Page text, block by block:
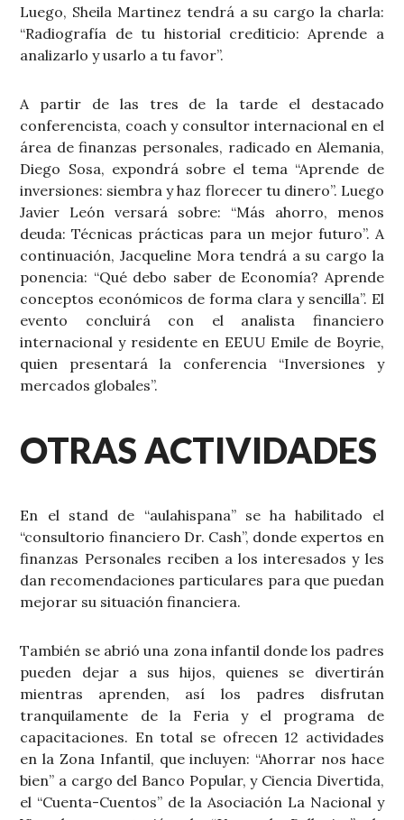
Luego, Sheila Martinez tendrá a su cargo la charla:
“Radiografía de tu historial crediticio: Aprende a
analizarlo y usarlo a tu favor”.
A partir de las tres de la tarde el destacado
conferencista, coach y consultor internacional en el
área de finanzas personales, radicado en Alemania,
Diego Sosa, expondrá sobre el tema “Aprende de
inversiones: siembra y haz florecer tu dinero”. Luego
Javier León versará sobre: “Más ahorro, menos
deuda: Técnicas prácticas para un mejor futuro”. A
continuación, Jacqueline Mora tendrá a su cargo la
ponencia: “Qué debo saber de Economía? Aprende
conceptos económicos de forma clara y sencilla”. El
evento concluirá con el analista financiero
internacional y residente en EEUU Emile de Boyrie,
quien presentará la conferencia “Inversiones y
mercados globales”.
OTRAS ACTIVIDADES
En el stand de “aulahispana” se ha habilitado el
“consultorio financiero Dr. Cash”, donde expertos en
finanzas Personales reciben a los interesados y les
dan recomendaciones particulares para que puedan
mejorar su situación financiera.
También se abrió una zona infantil donde los padres
pueden dejar a sus hijos, quienes se divertirán
mientras aprenden, así los padres disfrutan
tranquilamente de la Feria y el programa de
capacitaciones. En total se ofrecen 12 actividades
en la Zona Infantil, que incluyen: “Ahorrar nos hace
bien” a cargo del Banco Popular, y Ciencia Divertida,
el “Cuenta-Cuentos” de la Asociación La Nacional y